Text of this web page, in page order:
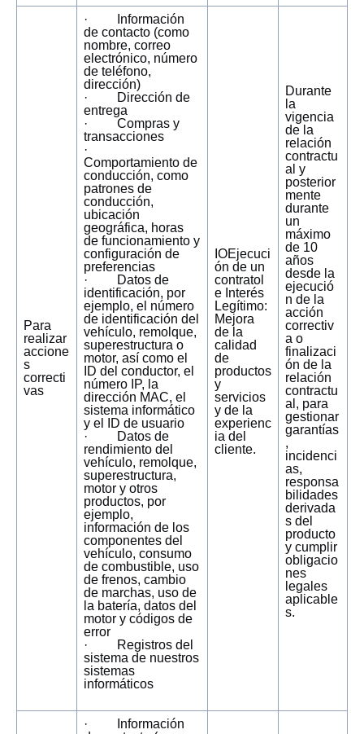
Para
realizar
accione
s
correcti
vas
· Información
de contacto (como
nombre, correo
electrónico, número
de teléfono,
dirección)
· Dirección de
entrega
· Compras y
transacciones
·
Comportamiento de
conducción, como
patrones de
conducción,
ubicación
geográfica, horas
de funcionamiento y
configuración de
preferencias
· Datos de
identificación, por
ejemplo, el número
de identificación del
vehículo, remolque,
superestructura o
motor, así como el
ID del conductor, el
número IP, la
dirección MAC, el
sistema informático
y el ID de usuario
· Datos de
rendimiento del
vehículo, remolque,
superestructura,
motor y otros
productos, por
ejemplo,
información de los
componentes del
vehículo, consumo
de combustible, uso
de frenos, cambio
de marchas, uso de
la batería, datos del
motor y códigos de
error
· Registros del
sistema de nuestros
sistemas
informáticos
IOEjecuci
ón de un
contratol
e Interés
Legítimo:
Mejora
de la
calidad
de
productos
y
servicios
y de la
experienc
ia del
cliente.
Durante
la
vigencia
de la
relación
contractu
al y
posterior
mente
durante
un
máximo
de 10
años
desde la
ejecució
n de la
acción
correctiv
a o
finalizaci
ón de la
relación
contractu
al, para
gestionar
garantías
,
incidenci
as,
responsa
bilidades
derivada
s del
producto
y cumplir
obligacio
nes
legales
aplicable
s.
· Información